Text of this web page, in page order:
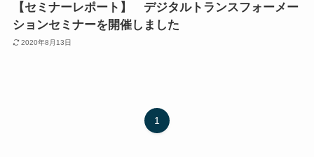
【セミナーレポート】 デジタルトランスフォーメー
ションセミナーを開催しました
2020年8月13日
1